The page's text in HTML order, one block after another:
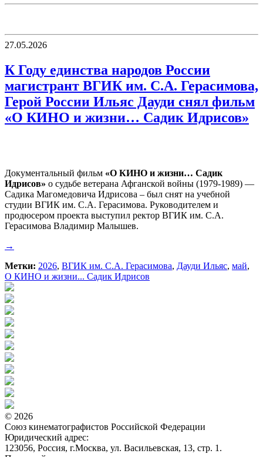
27.05.2026
К Году единства народов России
магистрант ВГИК им. С.А. Герасимова,
Герой России Ильяс Дауди снял фильм
«О КИНО и жизни… Садик Идрисов»
Документальный фильм «О КИНО и жизни… Садик
Идрисов» о судьбе ветерана Афганской войны (1979-1989) —
Садика Магомедовича Идрисова – был снят на учебной
студии ВГИК им. С.А. Герасимова. Руководителем и
продюсером проекта выступил ректор ВГИК им. С.А.
Герасимова Владимир Малышев.
→
Метки: 2026, ВГИК им. С.А. Герасимова, Дауди Ильяс, май,
О КИНО и жизни... Садик Идрисов
© 2026
Союз кинематографистов Российской Федерации
Юридический адрес:
123056, Россия, г.Москва, ул. Васильевская, 13, стр. 1.